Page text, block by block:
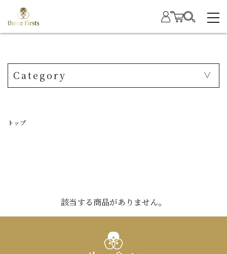
Category
トップ
該当する商品がありません。